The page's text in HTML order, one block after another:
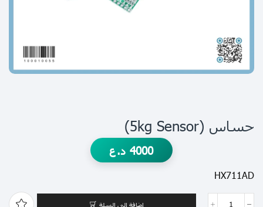
حساس (5kg Sensor)
4000 د.ع
HX711AD
إضافة إلى السلة